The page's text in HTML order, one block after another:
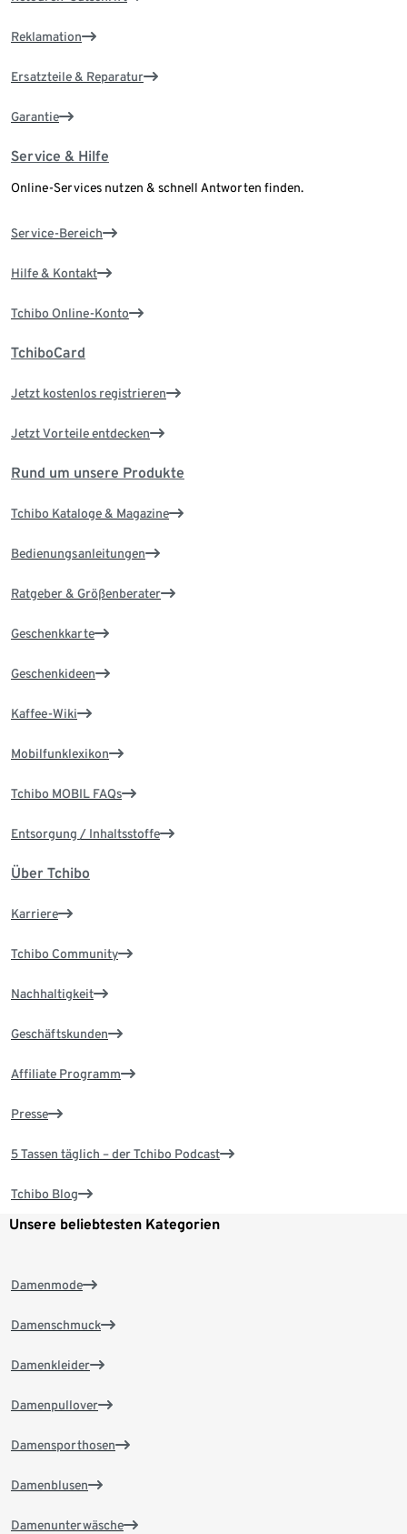
Reklamation
Ersatzteile & Reparatur
Garantie
Service & Hilfe
Online-Services nutzen & schnell Antworten finden.
Service-Bereich
Hilfe & Kontakt
Tchibo Online-Konto
TchiboCard
Jetzt kostenlos registrieren
Jetzt Vorteile entdecken
Rund um unsere Produkte
Tchibo Kataloge & Magazine
Bedienungsanleitungen
Ratgeber & Größenberater
Geschenkkarte
Geschenkideen
Kaffee-Wiki
Mobilfunklexikon
Tchibo MOBIL FAQs
Entsorgung / Inhaltsstoffe
Über Tchibo
Karriere
Tchibo Community
Nachhaltigkeit
Geschäftskunden
Affiliate Programm
Presse
5 Tassen täglich – der Tchibo Podcast
Tchibo Blog
Unsere beliebtesten Kategorien
Damenmode
Damenschmuck
Damenkleider
Damenpullover
Damensporthosen
Damenblusen
Damenunterwäsche